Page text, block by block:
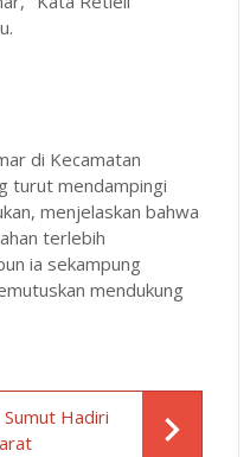
di Kecamatan
turut mendampingi
menjelaskan bahwa
terlebih
ia sekampung
mendukung
Hadiri